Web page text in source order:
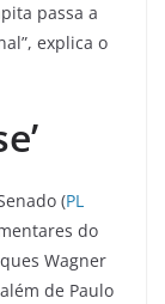
passa a
explica o
(PL
do
Wagner
de Paulo